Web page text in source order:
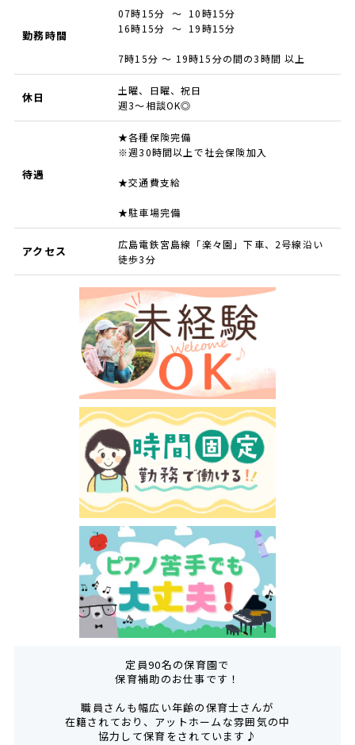
勤務時間
07時15分 ～ 10時15分
16時15分 ～ 19時15分
7時15分 ～ 19時15分の間の3時間 以上
休日
土曜、日曜、祝日
週3～相談OK◎
待遇
★各種保険完備
※週30時間以上で社会保険加入
★交通費支給
★駐車場完備
アクセス
広島電鉄宮島線「楽々園」下車、2号線沿い
徒歩3分
定員90名の保育園で
保育補助のお仕事です！
職員さんも幅広い年齢の保育士さんが
在籍されており、アットホームな雰囲気の中
協力して保育をされています♪